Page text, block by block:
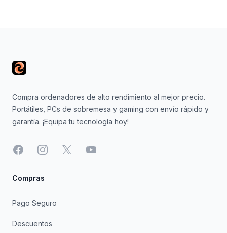
Compra ordenadores de alto rendimiento al mejor precio.
Portátiles, PCs de sobremesa y gaming con envío rápido y
garantía. ¡Equipa tu tecnología hoy!
FacebookInstagram
X YouTube
Compras
Pago Seguro
Descuentos